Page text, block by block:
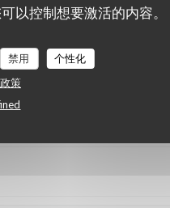
以控制想要激活的内容。
禁用
个性化
策
:5/5 氛围:5/5 菜单